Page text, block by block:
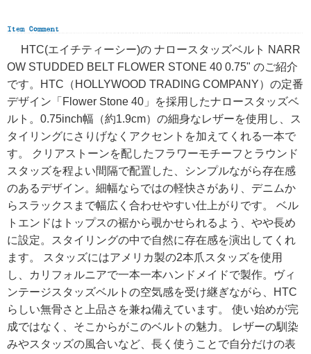
HTC(エイチティーシー)の ナロースタッズベルト NARR
OW STUDDED BELT FLOWER STONE 40 0.75" のご紹介
です。HTC（HOLLYWOOD TRADING COMPANY）の定番
デザイン「Flower Stone 40」を採用したナロースタッズベ
ルト。0.75inch幅（約1.9cm）の細身なレザーを使用し、ス
タイリングにさりげなくアクセントを加えてくれる一本で
す。 クリアストーンを配したフラワーモチーフとラウンド
スタッズを程よい間隔で配置した、シンプルながら存在感
のあるデザイン。細幅ならではの軽快さがあり、デニムか
らスラックスまで幅広く合わせやすい仕上がりです。 ベル
トエンドはトップスの裾から覗かせられるよう、やや長め
に設定。スタイリングの中で自然に存在感を演出してくれ
ます。 スタッズにはアメリカ製の2本爪スタッズを使用
し、カリフォルニアで一本一本ハンドメイドで製作。ヴィ
ンテージスタッズベルトの空気感を受け継ぎながら、HTC
らしい無骨さと上品さを兼ね備えています。 使い始めが完
成ではなく、そこからがこのベルトの魅力。 レザーの馴染
みやスタッズの風合いなど、長く使うことで自分だけの表